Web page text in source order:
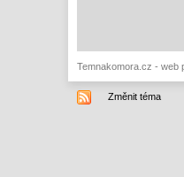
Temnakomora.cz - web
Změnit téma